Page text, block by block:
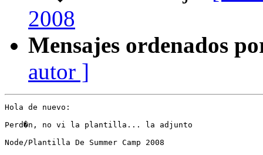
2008
Mensajes ordenados
autor ]
Hola de nuevo:
Perd�n, no vi la plantilla... la adjunto
Node/Plantilla De Summer Camp 2008